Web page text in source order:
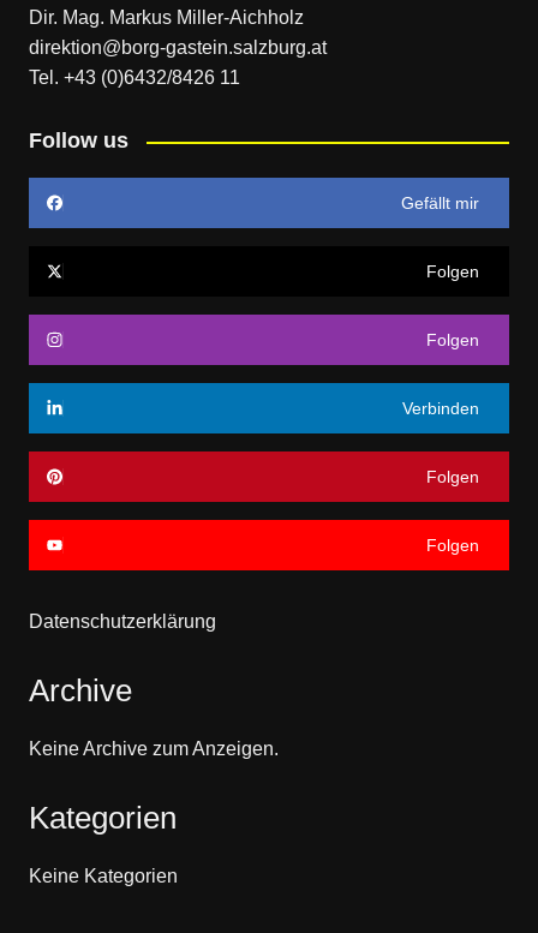
Dir. Mag. Markus Miller-Aichholz
direktion@borg-gastein.salzburg.at
Tel. +43 (0)6432/8426 11
Follow us
Gefällt mir
Folgen
Folgen
Verbinden
Folgen
Folgen
Datenschutzerklärung
Archive
Keine Archive zum Anzeigen.
Kategorien
Keine Kategorien